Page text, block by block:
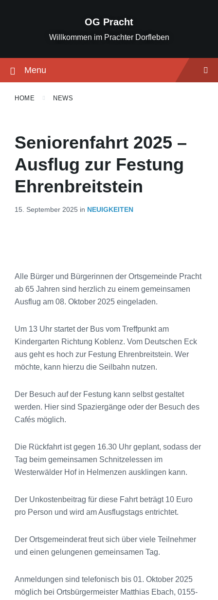
OG Pracht
Willkommen im Prachter Dorfleben
Menu
HOME NEWS
Seniorenfahrt 2025 –
Ausflug zur Festung
Ehrenbreitstein
15. September 2025 in NEUIGKEITEN
Alle Bürger und Bürgerinnen der Ortsgemeinde Pracht
ab 65 Jahren sind herzlich zu einem gemeinsamen
Ausflug am 08. Oktober 2025 eingeladen.
Um 13 Uhr startet der Bus vom Treffpunkt am
Kindergarten Richtung Koblenz. Vom Deutschen Eck
aus geht es hoch zur Festung Ehrenbreitstein. Wer
möchte, kann hierzu die Seilbahn nutzen.
Der Besuch auf der Festung kann selbst gestaltet
werden. Hier sind Spaziergänge oder der Besuch des
Cafés möglich.
Die Rückfahrt ist gegen 16.30 Uhr geplant, sodass der
Tag beim gemeinsamen Schnitzelessen im
Westerwälder Hof in Helmenzen ausklingen kann.
Der Unkostenbeitrag für diese Fahrt beträgt 10 Euro
pro Person und wird am Ausflugstags entrichtet.
Der Ortsgemeinderat freut sich über viele Teilnehmer
und einen gelungenen gemeinsamen Tag.
Anmeldungen sind telefonisch bis 01. Oktober 2025
möglich bei Ortsbürgermeister Matthias Ebach, 0155-